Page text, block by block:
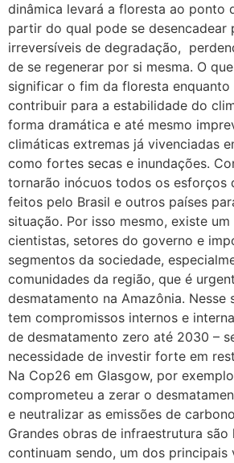
dinâmica levará a floresta ao ponto
partir do qual pode se desencadear
irreversíveis de degradação,
de se regenerar por si mesma. O
significar o fim da floresta
contribuir para a estabilidade do
forma dramática e até mesmo
climáticas extremas já vivenciadas
como fortes secas e inundações.
tornarão inócuos todos os esforços
feitos pelo Brasil e outros países
situação. Por isso mesmo, existe
cientistas, setores do governo e
segmentos da sociedade,
comunidades da região, que é
desmatamento na Amazônia. Nesse
tem compromissos internos e
de desmatamento zero até 2030 –
necessidade de investir forte em
Na Cop26 em Glasgow, por
comprometeu a zerar o
e neutralizar as emissões de
Grandes obras de infraestrutura
continuam sendo, um dos principais